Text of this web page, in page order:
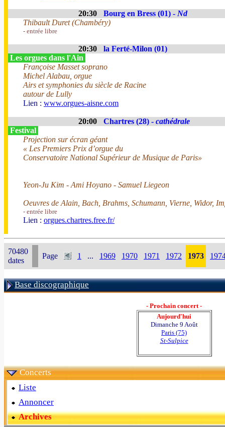
20:30 Bourg en Bress (01) - Nd
Thibault Duret (Chambéry)
- entrée libre
20:30
la Ferté-Milon (01)
Les orgues dans l'Ain
Françoise Masset soprano
Michel Alabau, orgue
Airs et symphonies du siècle de Racine
autour de Lully
Lien : www.orgues-aisne.com
20:00 Chartres (28) - cathédrale
Festival
Projection sur écran géant
« Les Premiers Prix d’orgue du
Conservatoire National Supérieur de Musique de Paris»
Yeon-Ju Kim - Ami Hoyano - Samuel Liegeon
Oeuvres de Alain, Bach, Brahms, Schumann, Vierne, Widor,
- entrée libre
Lien : orgues.chartres.free.fr/
70480
dates
Page 1 ... 1969 1970 1971 1972 1973
Base discographique
- Prochain concert -
Aujourd'hui
Dimanche 9 Août
Paris (75)
St-Sulpice
Concerts
Liste
Annoncer
Archives